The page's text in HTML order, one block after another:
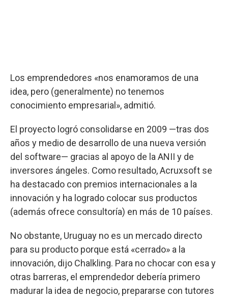
Los emprendedores «nos enamoramos de una
idea, pero (generalmente) no tenemos
conocimiento empresarial», admitió.
El proyecto logró consolidarse en 2009 —tras dos
años y medio de desarrollo de una nueva versión
del software— gracias al apoyo de la ANII y de
inversores ángeles. Como resultado, Acruxsoft se
ha destacado con premios internacionales a la
innovación y ha logrado colocar sus productos
(además ofrece consultoría) en más de 10 países.
No obstante, Uruguay no es un mercado directo
para su producto porque está «cerrado» a la
innovación, dijo Chalkling. Para no chocar con esa y
otras barreras, el emprendedor debería primero
madurar la idea de negocio, prepararse con tutores